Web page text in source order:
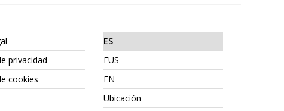
privacidad
cookies
ES
EUS
EN
Ubicación